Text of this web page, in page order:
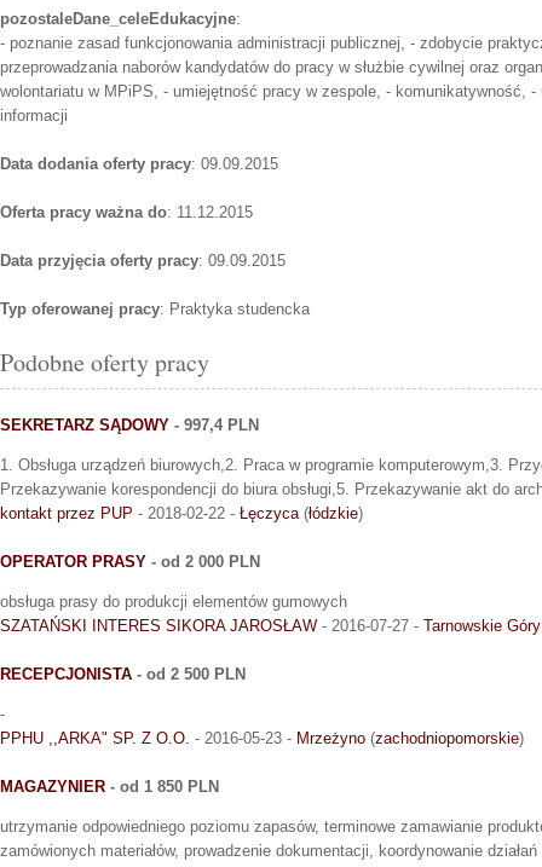
pozostaleDane_celeEdukacyjne:
- poznanie zasad funkcjonowania administracji publicznej, - zdobycie
przeprowadzania naborów kandydatów do pracy w służbie cywilnej oraz
wolontariatu w MPiPS, - umiejętność pracy w zespole, - komunikatywność,
informacji
Data dodania oferty pracy: 09.09.2015
Oferta pracy ważna do: 11.12.2015
Data przyjęcia oferty pracy: 09.09.2015
Typ oferowanej pracy: Praktyka studencka
Podobne oferty pracy
SEKRETARZ SĄDOWY - 997,4 PLN
1. Obsługa urządzeń biurowych,2. Praca w programie komputerowym,3.
Przekazywanie korespondencji do biura obsługi,5. Przekazywanie akt do
kontakt przez PUP - 2018-02-22 - Łęczyca(łódzkie)
OPERATOR PRASY - od 2 000 PLN
obsługa prasy do produkcji elementów gumowych
SZATAŃSKI INTERES SIKORA JAROSŁAW - 2016-07-27 - Tarnowskie Góry
RECEPCJONISTA - od 2 500 PLN
-
PPHU ,,ARKA" SP. Z O.O. - 2016-05-23 - Mrzeżyno (zachodniopomorskie)
MAGAZYNIER - od 1 850 PLN
utrzymanie odpowiedniego poziomu zapasów, terminowe zamawianie
zamówionych materiałów, prowadzenie dokumentacji, koordynowanie